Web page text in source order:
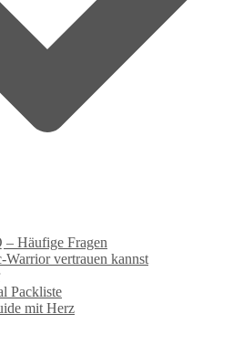
– Häufige Fragen
Warrior vertrauen kannst
Packliste
mit Herz